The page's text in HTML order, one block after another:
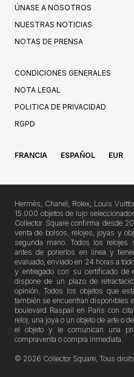
ÚNASE A NOSOTROS
NUESTRAS NOTICIAS
NOTAS DE PRENSA
CONDICIONES GENERALES
NOTA LEGAL
POLITICA DE PRIVACIDAD
RGPD
FRANCIA ESPAÑOL EUR
Hermès, Chanel, Rolex, Louis
15.000 objetos de lujo
Collector Square confirma desde
venta de bolsos, relojes, joyas y
segunda mano. Todos los relojes
antes de ponerlos en línea y
evaluado, enviado en 24 horas a
y entregado con su certificado de
dispone de un plazo de
opinión. Todos los objetos que
también se encuentran disponibles
boulevard Raspail en París con
reloj, una joya o un objeto de arte o
el objeto y le comunican una
compraventa o compra inmediata.
© 2026 Collector Square, Tous